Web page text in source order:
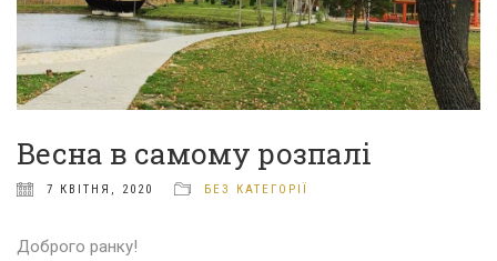
Весна в самому розпалі
7 КВІТНЯ, 2020 БЕЗ КАТЕГОРІЇ
Доброго ранку!